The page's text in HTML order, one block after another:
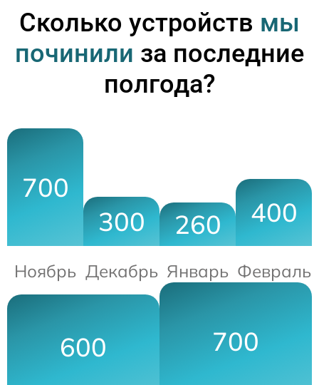
Сколько устройств мы
починили за последние
полгода?
700
Ноябрь
300
Декабрь
260
Январь
400
Февраль
600 700